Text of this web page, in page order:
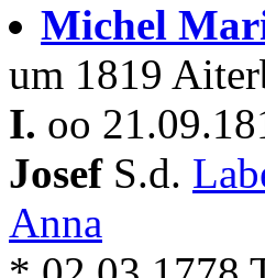
Michel
um 1819
I. oo
Josef S.d.
Anna